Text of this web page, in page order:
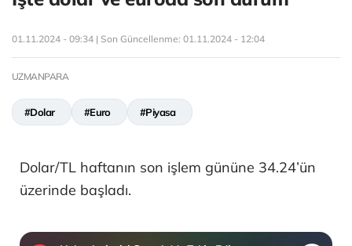
01.11.2024 - 09:34 | Son Güncellenme: 01.11.2024 - 12:04
UZMANPARA
#Dolar #Euro #Piyasa
Dolar/TL haftanın son işlem gününe 34.24’ün
üzerinde başladı.